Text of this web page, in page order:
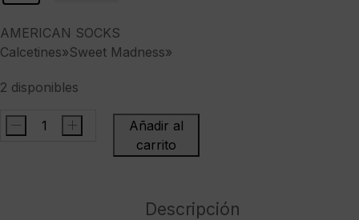
AMERICAN SOCKS
Calcetines»Sweet Madness»
2 disponibles
AMERICAN
SOCKSCalcetines"Sweet
- +
Añadir al
carrito
Descripción